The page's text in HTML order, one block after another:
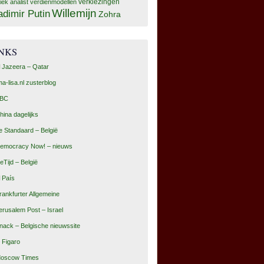
analist verdienmodellen verkiezingen
PutinWillemijn Zohra
Jazeera – Qatar
lisa.nl zusterblog
dagelijks
Standaard – België
Now! – nieuws
– België
País
Allgemeine
Post – Israel
– Belgische nieuwssite
Figaro
Times